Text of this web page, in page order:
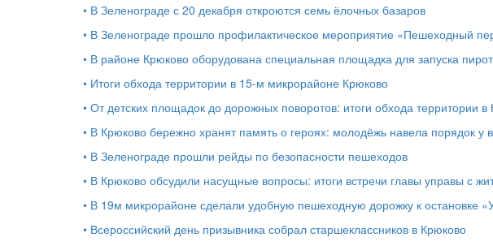
• В Зеленограде с 20 декабря откроются семь ёлочных базаров
• В Зеленограде прошло профилактическое мероприятие «Пешеходный
• В районе Крюково оборудована специальная площадка для запуска
• Итоги обхода территории в 15‑м микрорайоне Крюково
• От детских площадок до дорожных поворотов: итоги обхода территории в
• В Крюково бережно хранят память о героях: молодёжь навела порядок у
• В Зеленограде прошли рейды по безопасности пешеходов
• В Крюково обсудили насущные вопросы: итоги встречи главы управы с
• В 19м микрорайоне сделали удобную пешеходную дорожку к остановке
• Всероссийский день призывника собрал старшеклассников в Крюково